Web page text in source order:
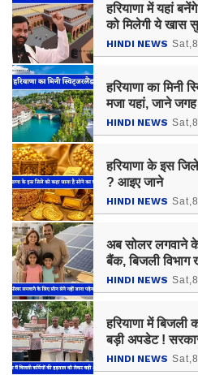
हरियाणा में यहां
को मिलेगी ये खास
HINDI NEWS
हरियाणा का मिनी
मजा यहां, जाने
HINDI NEWS
हरियाणा के इस
? आइए जाने
HINDI NEWS
अब सोलर लगवाने
बैंक, बिजली
HINDI NEWS
हरियाणा में बिजली
बड़ी अपडेट !
HINDI NEWS